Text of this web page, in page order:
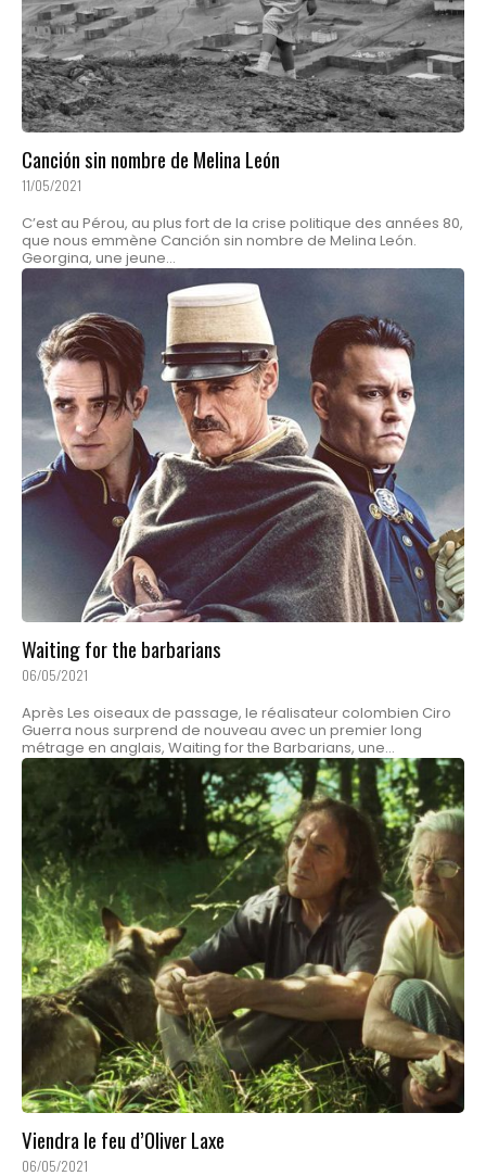
Canción sin nombre de Melina León
11/05/2021
C’est au Pérou, au plus fort de la crise politique des années 80,
que nous emmène Canción sin nombre de Melina León.
Georgina, une jeune...
Waiting for the barbarians
06/05/2021
Après Les oiseaux de passage, le réalisateur colombien Ciro
Guerra nous surprend de nouveau avec un premier long
métrage en anglais, Waiting for the Barbarians, une...
Viendra le feu d’Oliver Laxe
06/05/2021